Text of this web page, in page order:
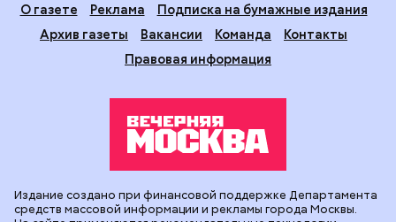
О газете Реклама
Подписка на бумажные издания
Архив газеты
Вакансии Команда
Контакты
Правовая информация
Издание создано при финансовой поддержке Департамента
средств массовой информации и рекламы города Москвы.